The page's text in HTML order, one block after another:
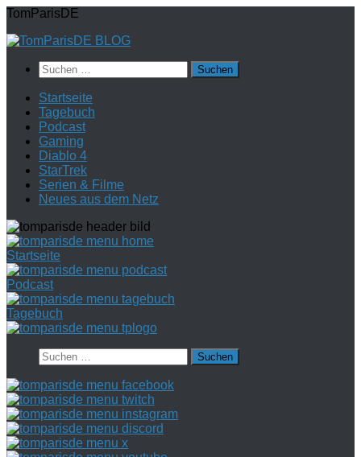
Zum
springen
TomParisDE
Suchen
nach:
Startseite
Tagebuch
Podcast
Gaming
Diablo 4
StarTrek
Serien & Filme
Neues aus dem Netz
Startseite
Podcast
Tagebuch
Suchen
nach: